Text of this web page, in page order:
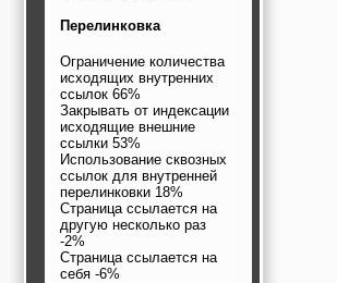
Перелинковка
Ограничение количества
исходящих внутренних
ссылок 66%
Закрывать от индексации
исходящие внешние
ссылки 53%
Использование сквозных
ссылок для внутренней
перелинковки 18%
Страница ссылается на
другую несколько раз
-2%
Страница ссылается на
себя -6%